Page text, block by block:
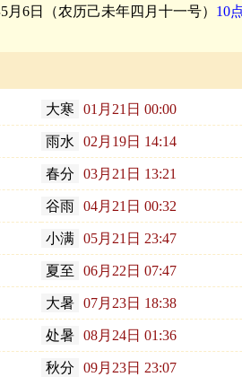
月6日（农历己未年四月十一号） 10
大寒 01月21日 00:00
雨水 02月19日 14:14
春分 03月21日 13:21
谷雨 04月21日 00:32
小满 05月21日 23:47
夏至 06月22日 07:47
大暑 07月23日 18:38
处暑 08月24日 01:36
秋分 09月23日 23:07